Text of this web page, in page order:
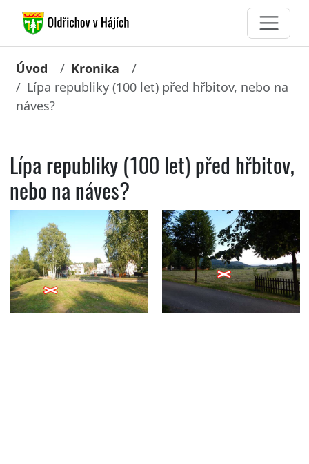
Úvod
Kronika
Lípa republiky (100 let) před hřbitov, nebo na
náves?
Lípa republiky (100 let) před hřbitov,
nebo na náves?